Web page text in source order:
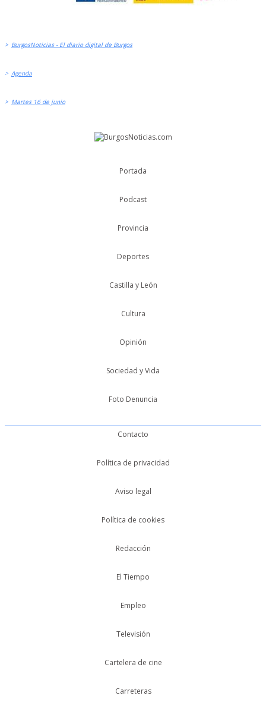
> BurgosNoticias - El diario digital de Burgos
> Agenda
> Martes 16 de junio
Portada
Podcast
Provincia
Deportes
Castilla y León
Cultura
Opinión
Sociedad y Vida
Foto Denuncia
Contacto
Política de privacidad
Aviso legal
Política de cookies
Redacción
El Tiempo
Empleo
Televisión
Cartelera de cine
Carreteras